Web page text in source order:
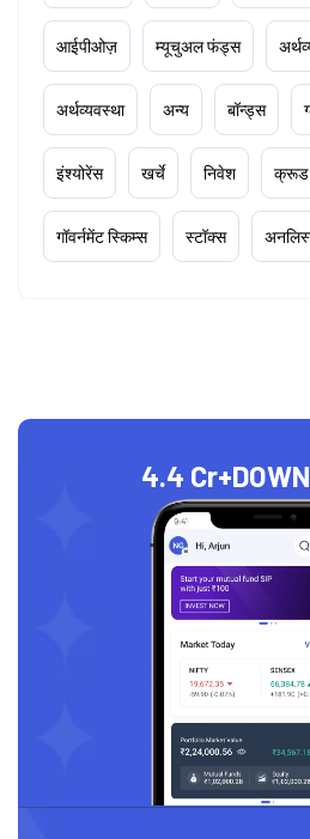
आईपीओज़ म्यूचुअल फंड्स
अर्थव्यवस्था अन्य बॉन्ड्स
इंश्योरेंस खर्चे निवेश
गॉवर्नमेंट स्किम्स स्टॉक्स
4.4 Cr+